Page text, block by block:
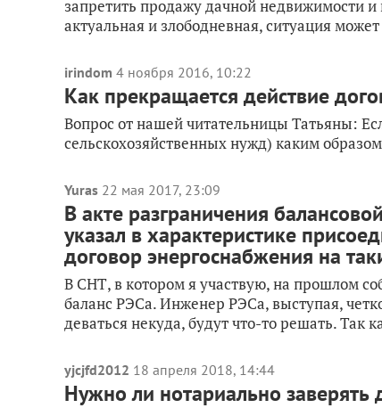
запретить продажу дачной недвижимости и
актуальная и злободневная, ситуация
irindom 4 ноября 2016, 10:22
Как прекращается действие
Вопрос от нашей читательницы Татьяны:
сельскохозяйственных нужд) каким
Yuras 22 мая 2017, 23:09
В акте разграничения
указал в характеристике
договор энергоснабжения на
В СНТ, в котором я участвую, на прошлом
баланс РЭСа. Инженер РЭСа, выступая,
деваться некуда, будут что-то решать. Так
yjcjfd2012 18 апреля 2018, 14:44
Нужно ли нотариально